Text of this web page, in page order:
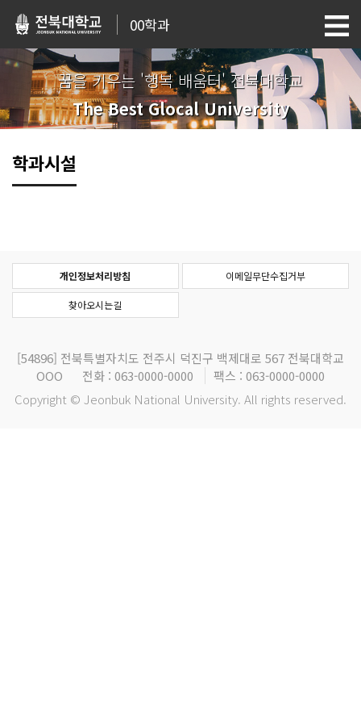
00학과
꿈을 키우는 '행복 배움터' 전북대학교
The Best Glocal University
학과시설
개인정보처리방침 이메일무단수집거부
찾아오시는길
[54896] 전북특별자치도 전주시 덕진구 백제대로 567 전북대학교
OOO
전화 : 063-0000-0000
팩스 : 063-0000-0000
Copyright © Jeonbuk National University. All rights reserved.